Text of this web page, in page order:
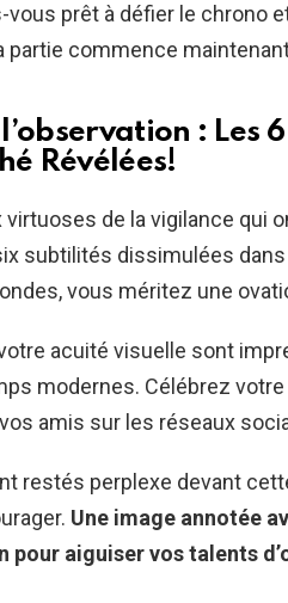
vous prêt à défier le chrono
partie commence
: Les
Révélées!
virtuoses de la vigilance qui
subtilités dissimulées
vous méritez une
acuité visuelle sont
modernes. Célébrez
amis sur les réseaux
restés perplexe devant
Une image annotée
aiguiser vos talents